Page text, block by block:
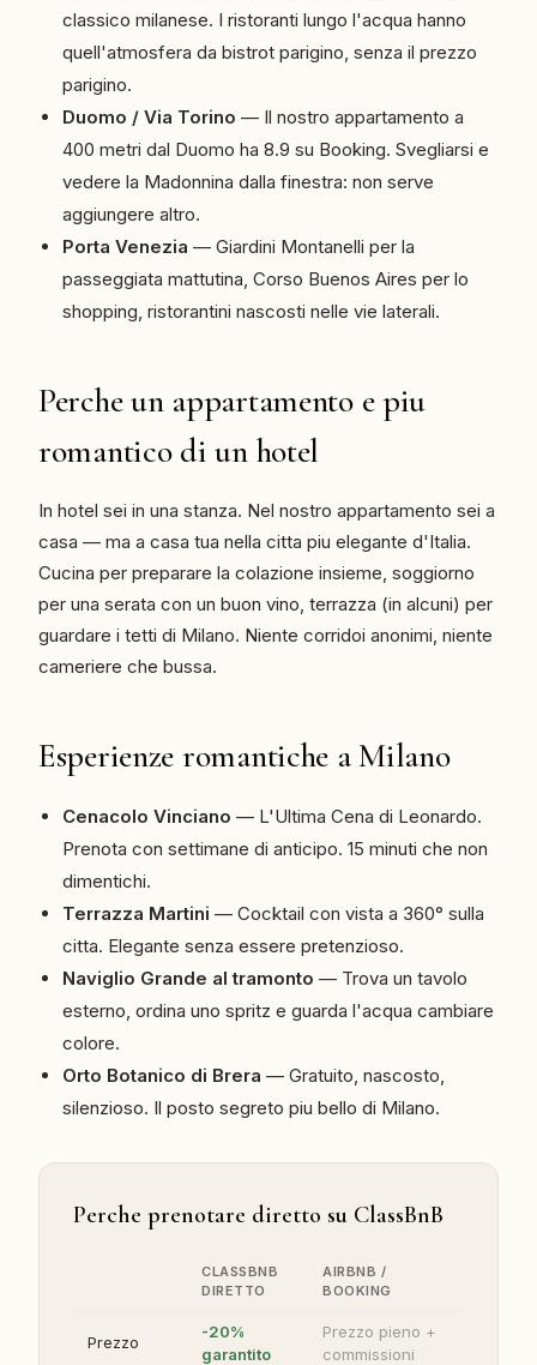
classico milanese. I ristoranti lungo l'acqua hanno
quell'atmosfera da bistrot parigino, senza il prezzo
parigino.
Duomo / Via Torino — Il nostro appartamento a
400 metri dal Duomo ha 8.9 su Booking. Svegliarsi e
vedere la Madonnina dalla finestra: non serve
aggiungere altro.
Porta Venezia — Giardini Montanelli per la
passeggiata mattutina, Corso Buenos Aires per lo
shopping, ristorantini nascosti nelle vie laterali.
Perche un appartamento e piu
romantico di un hotel
In hotel sei in una stanza. Nel nostro appartamento sei a
casa — ma a casa tua nella citta piu elegante d'Italia.
Cucina per preparare la colazione insieme, soggiorno
per una serata con un buon vino, terrazza (in alcuni) per
guardare i tetti di Milano. Niente corridoi anonimi, niente
cameriere che bussa.
Esperienze romantiche a Milano
Cenacolo Vinciano — L'Ultima Cena di Leonardo.
Prenota con settimane di anticipo. 15 minuti che non
dimentichi.
Terrazza Martini — Cocktail con vista a 360° sulla
citta. Elegante senza essere pretenzioso.
Naviglio Grande al tramonto — Trova un tavolo
esterno, ordina uno spritz e guarda l'acqua cambiare
colore.
Orto Botanico di Brera — Gratuito, nascosto,
silenzioso. Il posto segreto piu bello di Milano.
Perche prenotare diretto su ClassBnB
CLASSBNB
DIRETTO
AIRBNB /
BOOKING
Prezzo
-20%
garantito
Prezzo pieno +
commissioni